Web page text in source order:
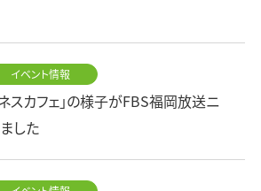
イベント情報
ネスカフェ」の様子がFBS福岡放送ニ
した